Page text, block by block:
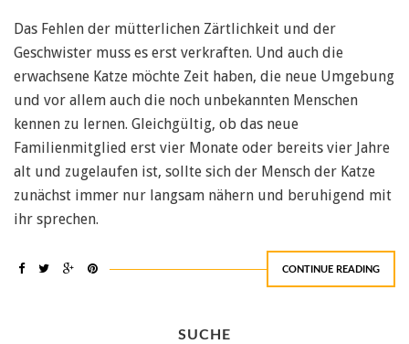
Das Fehlen der mütterlichen Zärtlichkeit und der
Geschwister muss es erst verkraften. Und auch die
erwachsene Katze möchte Zeit haben, die neue Umgebung
und vor allem auch die noch unbekannten Menschen
kennen zu lernen. Gleichgültig, ob das neue
Familienmitglied erst vier Monate oder bereits vier Jahre
alt und zugelaufen ist, sollte sich der Mensch der Katze
zunächst immer nur langsam nähern und beruhigend mit
ihr sprechen.
CONTINUE READING
SUCHE